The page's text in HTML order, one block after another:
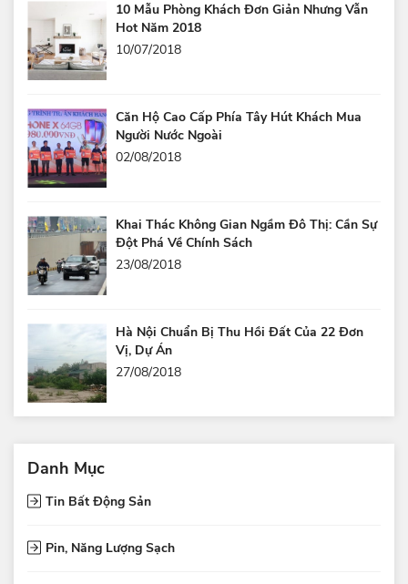
10 Mẫu Phòng Khách Đơn Giản Nhưng Vẫn
Hot Năm 2018
10/07/2018
Căn Hộ Cao Cấp Phía Tây Hút Khách Mua
Người Nước Ngoài
02/08/2018
Khai Thác Không Gian Ngầm Đô Thị: Cần Sự
Đột Phá Về Chính Sách
23/08/2018
Hà Nội Chuẩn Bị Thu Hồi Đất Của 22 Đơn
Vị, Dự Án
27/08/2018
Danh Mục
Tin Bất Động Sản
Pin, Năng Lượng Sạch